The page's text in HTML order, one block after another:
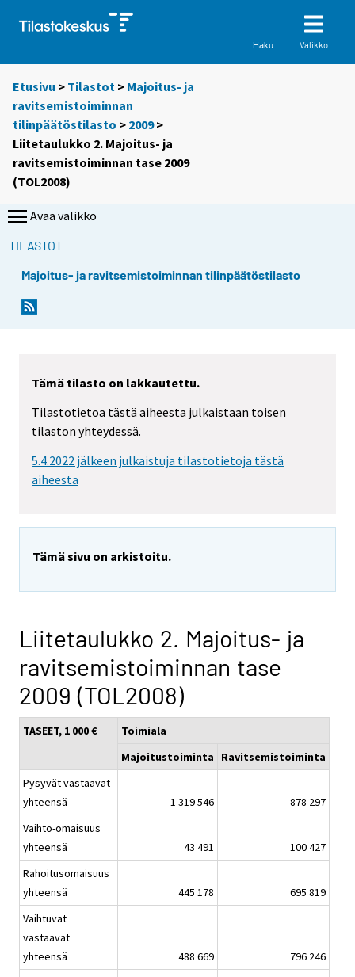
Haku Valikko
Etusivu > Tilastot > Majoitus- ja
ravitsemistoiminnan
tilinpäätöstilasto > 2009>
Liitetaulukko 2. Majoitus- ja
ravitsemistoiminnan tase 2009
(TOL2008)
Avaa valikko
TILASTOT
Majoitus- ja ravitsemistoiminnan tilinpäätöstilasto
Tämä tilasto on lakkautettu.
Tilastotietoa tästä aiheesta julkaistaan toisen
tilaston yhteydessä.
5.4.2022 jälkeen julkaistuja tilastotietoja tästä
aiheesta
Tämä sivu on arkistoitu.
Liitetaulukko 2. Majoitus- ja
ravitsemistoiminnan tase
2009 (TOL2008)
TASEET, 1 000 €
Toimiala
Majoitustoiminta
Ravitsemistoiminta
Pysyvät vastaavat
yhteensä
1 319 546
878 297
Vaihto-omaisuus
yhteensä
43 491
100 427
Rahoitusomaisuus
yhteensä
445 178
695 819
Vaihtuvat
vastaavat
yhteensä
488 669
796 246